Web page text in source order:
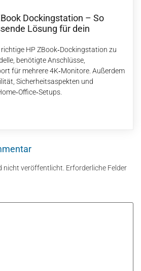
Dockingstation – So
Lösung für dein
HP ZBook‑Dockingstation zu
benötigte Anschlüsse,
für mehrere 4K‑Monitore. Außerdem
Sicherheitsaspekten und
nicht veröffentlicht. Erforderliche Felder